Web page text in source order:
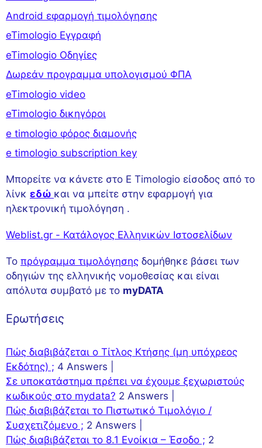
Android εφαρμογή τιμολόγησης
eTimologio Εγγραφή
eTimologio Οδηγίες
Δωρεάν προγραμμα υπολογισμού ΦΠΑ
eTimologio video
eTimologio δικηγόροι
e timologio φόρος διαμονής
e timologio subscription key
Μπορείτε να κάνετε στο E Timologio είσοδος από το
λίνκ εδώ και να μπείτε στην εφαρμογή για
ηλεκτρονική τιμολόγηση .
Weblist.gr - Κατάλογος Ελληνικών Ιστοσελίδων
Το πρόγραμμα τιμολόγησης δομήθηκε βάσει των
οδηγιών της ελληνικής νομοθεσίας και είναι
απόλυτα συμβατό με το myDATA
Ερωτήσεις
Πώς διαβιβάζεται ο Τίτλος Κτήσης (μη υπόχρεος
Εκδότης) ; 4 Answers
Σε υποκατάστημα πρέπει να έχουμε ξεχωριστούς
κωδικούς στο mydata? 2 Answers
Πώς διαβιβάζεται το Πιστωτικό Τιμολόγιο /
Συσχετιζόμενο ; 2 Answers
Πώς διαβιβάζεται το 8.1 Ενοίκια – Έσοδο ; 2